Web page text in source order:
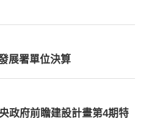
展署單位決算
政府前瞻建設計畫第4期特